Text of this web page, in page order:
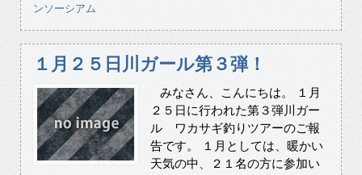
ンソーシアム
１月２５日川ガール第３弾！
みなさん、こんにちは。 １月
２５日に行われた第３弾川ガー
ル ワカサギ釣りツアーのご報
告です。 １月としては、暖かい
天気の中、２１名の方に参加い